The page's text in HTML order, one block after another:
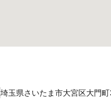
埼玉県さいたま市大宮区大門